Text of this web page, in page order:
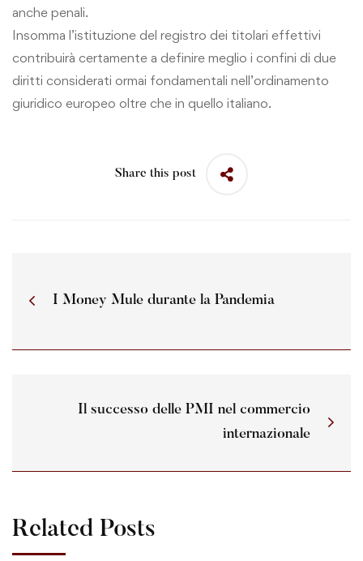
anche penali.
Insomma l’istituzione del registro dei titolari effettivi
contribuirà certamente a definire meglio i confini di due
diritti considerati ormai fondamentali nell’ordinamento
giuridico europeo oltre che in quello italiano.
Share this post
I Money Mule durante la Pandemia
Il successo delle PMI nel commercio
internazionale
Related Posts